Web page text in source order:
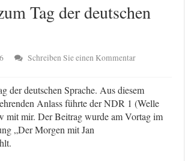
Tag der deutschen
Schreiben Sie einen Kommentar
der deutschen Sprache. Aus diesem
Anlass führte der NDR 1 (Welle
mit mir. Der Beitrag wurde am Vortag im
„Der Morgen mit Jan